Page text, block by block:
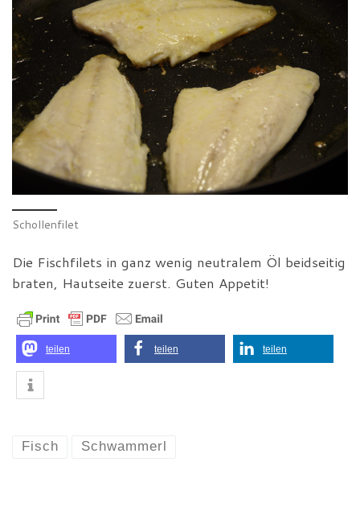
Schollenfilet
Die Fischfilets in ganz wenig neutralem Öl beidseitig
braten, Hautseite zuerst. Guten Appetit!
teilen teilen teilen
Fisch Schwammerl